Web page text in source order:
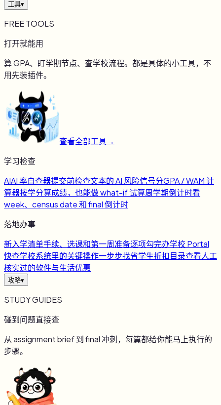
工具▾
FREE TOOLS
打开就能用
算 GPA、盯学期节点、查学校流程。都是具体的小工具，不
用先装插件。
查看全部工具→
学习检查
AIAI 率自查器提交前检查文本的 AI 风险信号分GPA / WAM 计
算器按学分算成绩，也能做 what-if 试算周学期倒计时看
week、census date 和 final 倒计时
落地办事
新入学清单手续、选课和第一周准备逐项勾完办学校 Portal
快查学校系统里的关键操作一步步找省学生折扣目录查看人工
核实过的软件与生活优惠
攻略▾
STUDY GUIDES
碰到问题直接查
从 assignment brief 到 final 冲刺，每篇都给你能马上执行的
步骤。